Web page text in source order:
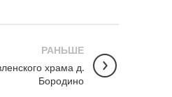
РАНЬШЕ
храма д.
Бородино